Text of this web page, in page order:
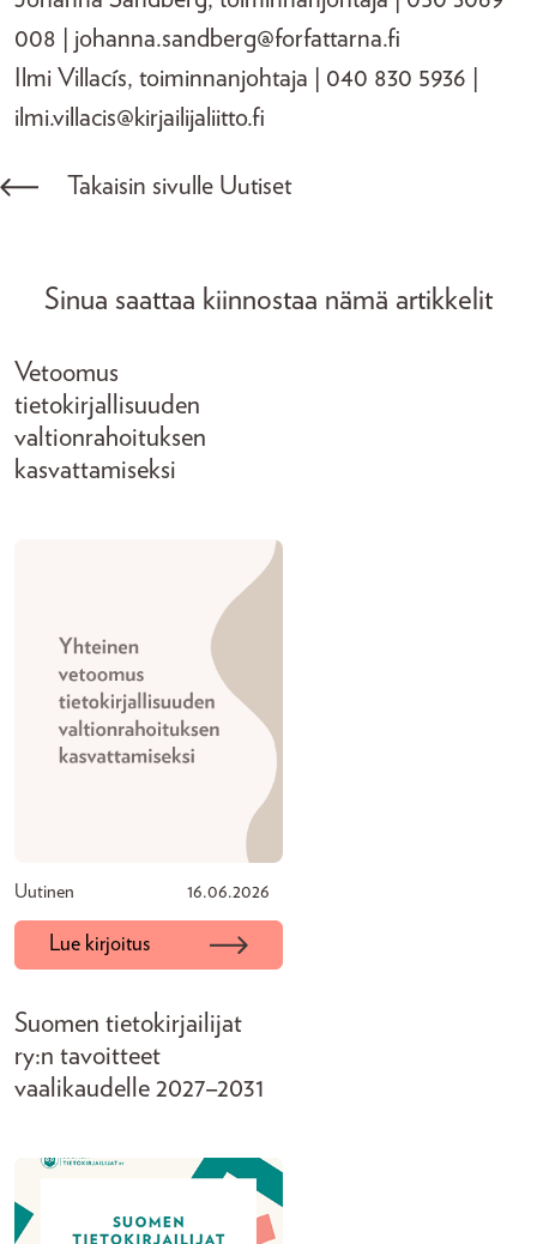
008 | johanna.sandberg@forfattarna.fi
Ilmi Villacís, toiminnanjohtaja | 040 830 5936 |
ilmi.villacis@kirjailijaliitto.fi
Takaisin sivulle Uutiset
Sinua saattaa kiinnostaa nämä artikkelit
Vetoomus
tietokirjallisuuden
valtionrahoituksen
kasvattamiseksi
Uutinen 16.06.2026
Lue kirjoitus
Suomen tietokirjailijat
ry:n tavoitteet
vaalikaudelle 2027–2031